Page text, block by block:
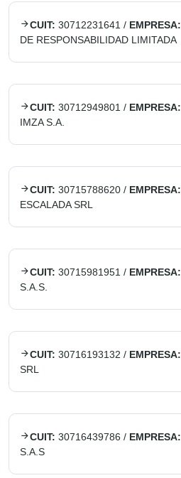
CUIT: 30712231641 / EMPRESA:
DE RESPONSABILIDAD LIMITADA
CUIT: 30712949801 / EMPRESA:
IMZA S.A.
CUIT: 30715788620 / EMPRESA:
ESCALADA SRL
CUIT: 30715981951 / EMPRESA:
S.A.S.
CUIT: 30716193132 / EMPRESA:
SRL
CUIT: 30716439786 / EMPRESA:
S.A.S